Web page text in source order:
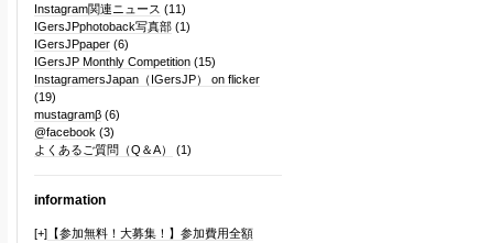
Instagram関連ニュース (11)
IGersJPphotoback写真部(1)
IGersJPpaper(6)
IGersJP Monthly Competition(15)
InstagramersJapan（IGersJP） on flicker
(19)
mustagramβ(6)
@facebook (3)
よくあるご質問（Q＆A）
(1)
information
[+]【参加無料！大募集！】参加費用全額